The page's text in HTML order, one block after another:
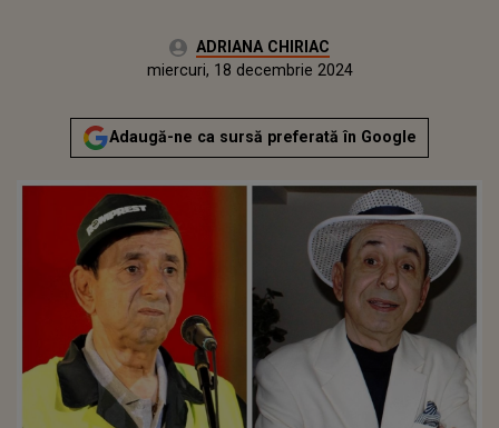
Autor:ADRIANA CHIRIAC
duminică, 5 mai 2024Actualizat:
miercuri, 18 decembrie 2024
Adaugă-ne ca sursă preferată în Google